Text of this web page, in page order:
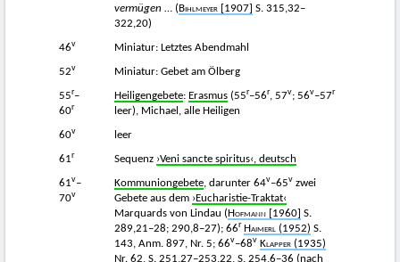
vermügen … ( Bihlmeyer [1907] S. 315,32–
322,20)
46v Miniatur: Letztes Abendmahl
52v Miniatur: Gebet am Ölberg
55r–
60r
Heiligengebete: Erasmus (55r–56r, 57v; 56v–57r
leer), Michael, alle Heiligen
60v leer
61r Sequenz ›Veni sancte spiritus‹, deutsch
61v–
70v
Kommuniongebete, darunter 64v–65v zwei
Gebete aus dem ›Eucharistie-Traktat‹
Marquards von Lindau ( Hofmann [1960] S.
289,21–28; 290,8–27); 66r Haimerl (1952) S.
143, Anm. 897, Nr. 5; 66v–68v Klapper (1935)
Nr. 62, S. 251,27–253,22, S. 254,6–36 (nach